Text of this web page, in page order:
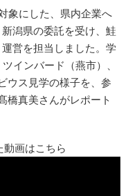
象にした、県内企業へ
潟県の委託を受け、鮭
営を担当しました。学
インバード（燕市）、
ウス見学の様子を、参
橋真美さんがレポート
画はこちら